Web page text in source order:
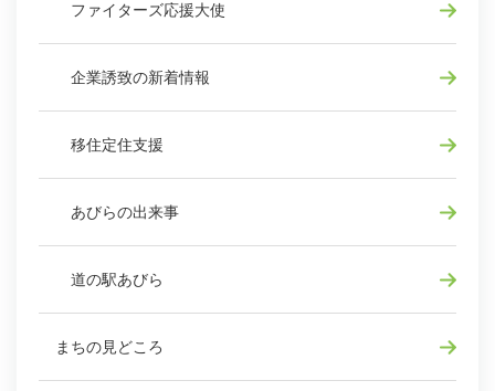
ファイターズ応援大使
企業誘致の新着情報
移住定住支援
あびらの出来事
道の駅あびら
まちの見どころ